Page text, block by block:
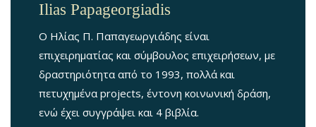
Ilias Papageorgiadis
Ο Ηλίας Π. Παπαγεωργιάδης είναι
επιχειρηματίας και σύμβουλος επιχειρήσεων, με
δραστηριότητα από το 1993, πολλά και
πετυχημένα projects, έντονη κοινωνική δράση,
ενώ έχει συγγράψει και 4 βιβλία.